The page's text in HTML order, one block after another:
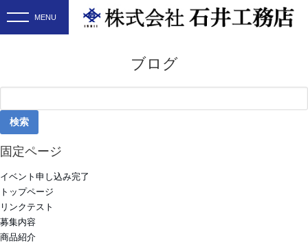
ブログ
索:
固定ページ
イベント申し込み完了
トップページ
リンクテスト
募集内容
商品紹介